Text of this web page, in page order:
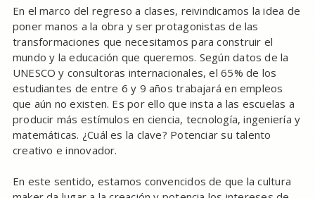
En el marco del regreso a clases, reivindicamos la idea de
poner manos a la obra y ser protagonistas de las
transformaciones que necesitamos para construir el
mundo y la educación que queremos. Según datos de la
UNESCO y consultoras internacionales, el 65% de los
estudiantes de entre 6 y 9 años trabajará en empleos
que aún no existen. Es por ello que insta a las escuelas a
producir más estímulos en ciencia, tecnología, ingeniería y
matemáticas. ¿Cuál es la clave? Potenciar su talento
creativo e innovador.
En este sentido, estamos convencidos de que la cultura